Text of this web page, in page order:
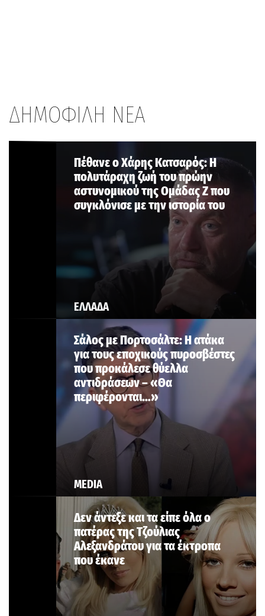
ΔΗΜΟΦΙΛΗ ΝΕΑ
ΕΛΛΑΔΑ
Πέθανε ο Χάρης Κατσαρός: Η
πολυτάραχη ζωή του πρώην
αστυνομικού της Ομάδας Ζ που
συγκλόνισε με την ιστορία του
MEDIA
Σάλος με Πορτοσάλτε: Η ατάκα
για τους εποχικούς πυροσβέστες
που προκάλεσε θύελλα
αντιδράσεων – «Θα
περιφέρονται…»
Δεν άντεξε και τα είπε όλα ο
πατέρας της Τζούλιας
Αλεξανδράτου για τα έκτροπα
που έκανε